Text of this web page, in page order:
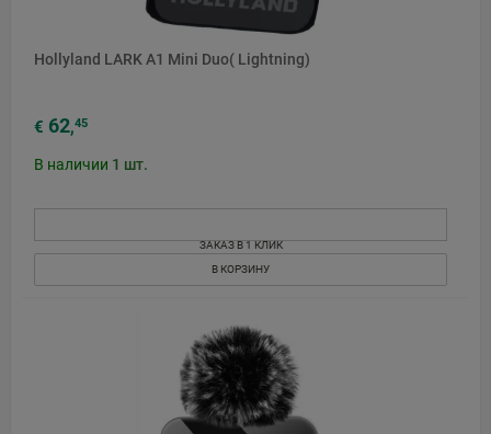
Hollyland LARK A1 Mini Duo( Lightning)
€ 62,45
В наличии 1 шт.
ЗАКАЗ В 1 КЛИК
В КОРЗИНУ